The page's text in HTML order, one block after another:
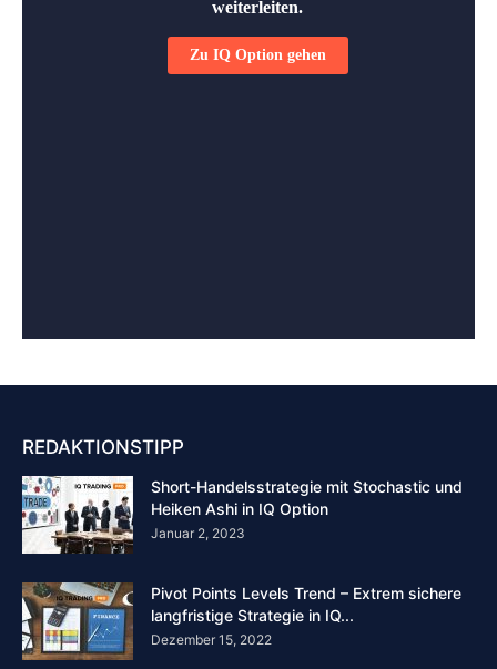
REDAKTIONSTIPP
Short-Handelsstrategie mit Stochastic und
Heiken Ashi in IQ Option
Januar 2, 2023
Pivot Points Levels Trend – Extrem sichere
langfristige Strategie in IQ...
Dezember 15, 2022